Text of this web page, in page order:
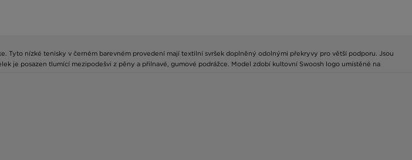
Tyto nízké tenisky v černém barevném provedení mají textilní svršek doplněný odolnými překryvy pro větší podporu. Jsou
je posazen tlumící mezipodešvi z pěny a přilnavé, gumové podrážce. Model zdobí kultovní Swoosh logo umístěné na